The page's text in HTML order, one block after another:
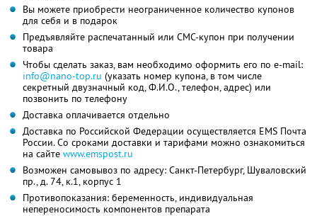
Вы можете приобрести неограниченное количество купонов
для себя и в подарок
Предъявляйте распечатанный или СМС-купон при получении
товара
Чтобы сделать заказ, вам необходимо оформить его по e-mail:
info@nano-top.ru (указать номер купона, в том числе
секретный двузначный код, Ф.И.О., телефон, адрес) или
позвонить по телефону
Доставка оплачивается отдельно
Доставка по Российской Федерации осуществляется EMS Почта
России. Со сроками доставки и тарифами можно ознакомиться
на сайте www.emspost.ru
Возможен самовывоз по адресу: Санкт-Петербург, Шуваловский
пр., д. 74, к.1, корпус 1
Противопоказания: беременность, индивидуальная
непереносимость компонентов препарата